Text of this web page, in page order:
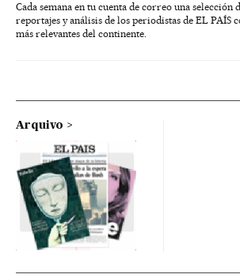
Cada semana en tu cuenta de correo una selección
reportajes y análisis de los periodistas de EL PAÍS
más relevantes del continente.
Arquivo